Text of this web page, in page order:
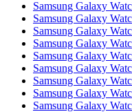
Samsung Galaxy
Samsung Galaxy
Samsung Galaxy
Samsung Galaxy
Samsung Galaxy
Samsung Galaxy
Samsung Galaxy
Samsung Galaxy
Samsung Galaxy